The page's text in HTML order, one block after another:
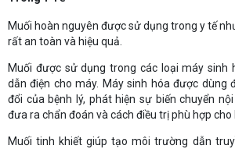
Muối hoàn nguyên được sử dụng trong y tế
rất an toàn và hiệu quả.
Muối được sử dụng trong các loại máy sinh
dẫn điện cho máy. Máy sinh hóa được dùng
đổi của bệnh lý, phát hiện sự biến chuyển
đưa ra chẩn đoán và cách điều trị phù hợp cho
Muối tinh khiết giúp tạo môi trường dẫn